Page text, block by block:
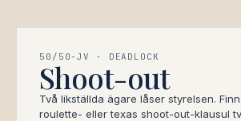
50/50-JV · DEADLOCK
Shoot-out
Två likställda ägare låser styrelsen.
roulette- eller texas shoot-out-klausul